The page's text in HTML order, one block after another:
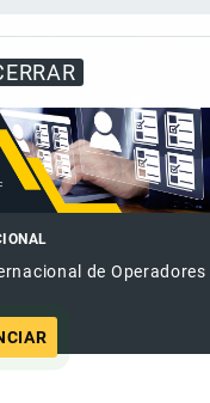
de Operadores